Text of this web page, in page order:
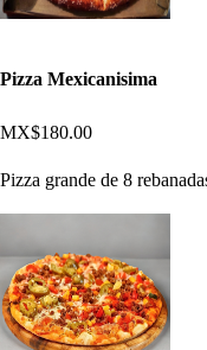
Pizza Mexicanisima
MX$180.00
Pizza grande de 8